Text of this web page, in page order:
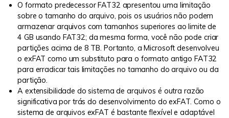
O formato predecessor FAT32 apresentou uma limitação
sobre o tamanho do arquivo, pois os usuários não podem
armazenar arquivos com tamanhos superiores ao limite de
4 GB usando FAT32; da mesma forma, você não pode criar
partições acima de 8 TB. Portanto, a Microsoft desenvolveu
o exFAT como um substituto para o formato antigo FAT32
para erradicar tais limitações no tamanho do arquivo ou da
partição.
A extensibilidade do sistema de arquivos é outra razão
significativa por trás do desenvolvimento do exFAT. Como o
sistema de arquivos exFAT é bastante flexível e adaptável